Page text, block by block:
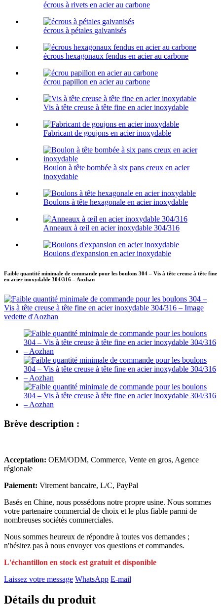
écrous à rivets en acier au carbone
écrous à pétales galvanisés
écrous hexagonaux fendus en acier au carbone
écrou papillon en acier au carbone
Vis à tête creuse à tête fine en acier inoxydable
Fabricant de goujons en acier inoxydable
Boulon à tête bombée à six pans creux en acier
inoxydable
Boulons à tête hexagonale en acier inoxydable
Anneaux à œil en acier inoxydable 304/316
Boulons d'expansion en acier inoxydable
Faible quantité minimale de commande pour les boulons 304 – Vis à tête creuse à tête fine
en acier inoxydable 304/316 – Aozhan
Brève description :
Acceptation: OEM/ODM, Commerce, Vente en gros, Agence
régionale
Paiement: Virement bancaire, L/C, PayPal
Basés en Chine, nous possédons notre propre usine. Nous sommes
votre partenaire commercial de choix et le plus fiable parmi de
nombreuses sociétés commerciales.
Nous sommes heureux de répondre à toutes vos demandes ;
n'hésitez pas à nous envoyer vos questions et commandes.
L'échantillon en stock est gratuit et disponible
Laissez votre message WhatsApp E-mail
Détails du produit